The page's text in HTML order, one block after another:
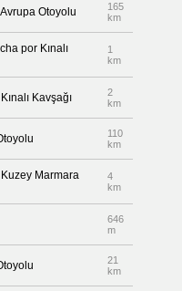
Otoyolu
165
km
por Kınalı
1
km
Kavşağı
2
km
110
km
Marmara
4
km
646
m
21
km